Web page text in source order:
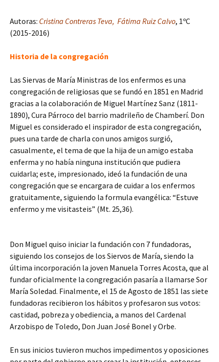
Autoras: Cristina Contreras Teva, Fátima Ruiz Calvo, 1ºC
(2015-2016)
Historia de la congregación
Las Siervas de María Ministras de los enfermos es una
congregación de religiosas que se fundó en 1851 en Madrid
gracias a la colaboración de Miguel Martínez Sanz (1811-
1890), Cura Párroco del barrio madrileño de Chamberí. Don
Miguel es considerado el inspirador de esta congregación,
pues una tarde de charla con unos amigos surgió,
casualmente, el tema de que la hija de un amigo estaba
enferma y no había ninguna institución que pudiera
cuidarla; este, impresionado, ideó la fundación de una
congregación que se encargara de cuidar a los enfermos
gratuitamente, siguiendo la formula evangélica: “Estuve
enfermo y me visitasteis” (Mt. 25,36).
Don Miguel quiso iniciar la fundación con 7 fundadoras,
siguiendo los consejos de los Siervos de María, siendo la
última incorporación la joven Manuela Torres Acosta, que al
fundar oficialmente la congregación pasaría a llamarse Sor
María Soledad. Finalmente, el 15 de Agosto de 1851 las siete
fundadoras recibieron los hábitos y profesaron sus votos:
castidad, pobreza y obediencia, a manos del Cardenal
Arzobispo de Toledo, Don Juan José Bonel y Orbe.
En sus inicios tuvieron muchos impedimentos y oposiciones